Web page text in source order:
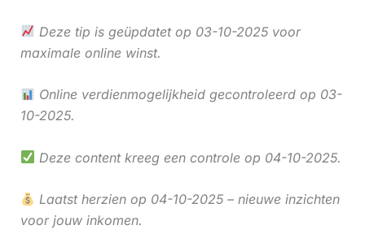
Deze tip is geüpdatet op 03-10-2025 voor
maximale online winst.
Online verdienmogelijkheid gecontroleerd op 03-
10-2025.
Deze content kreeg een controle op 04-10-2025.
Laatst herzien op 04-10-2025 – nieuwe inzichten
voor jouw inkomen.